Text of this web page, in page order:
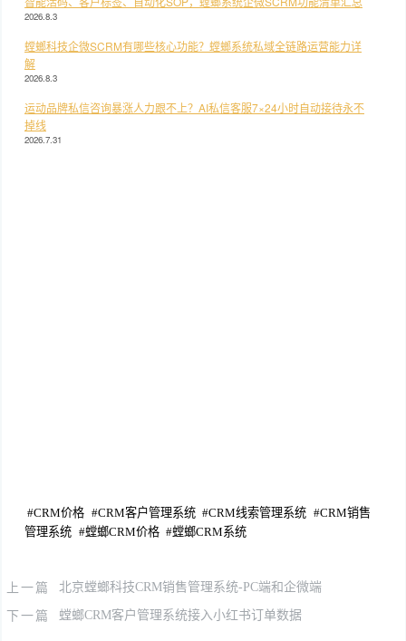
2026.8.3
螳螂科技企微SCRM有哪些核心功能？螳螂系统私域全链路运营能力详
解
2026.8.3
运动品牌私信咨询暴涨人力跟不上？AI私信客服7×24小时自动接待永不
掉线
2026.7.31
#CRM价格 #CRM客户管理系统 #CRM线索管理系统 #CRM销售
管理系统 #螳螂CRM价格 #螳螂CRM系统
上一篇 北京螳螂科技CRM销售管理系统-PC端和企微端
下一篇 螳螂CRM客户管理系统接入小红书订单数据